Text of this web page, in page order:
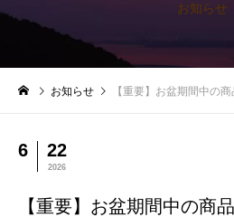
お知らせ
お知らせ 【重要】お盆期間中の商
6 22
2026
【重要】お盆期間中の商